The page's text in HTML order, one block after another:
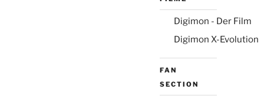
Digimon - Der Film
Digimon X-Evolution
FAN
SECTION